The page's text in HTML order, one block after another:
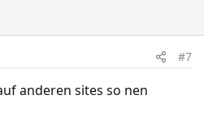
#7
anderen sites so nen